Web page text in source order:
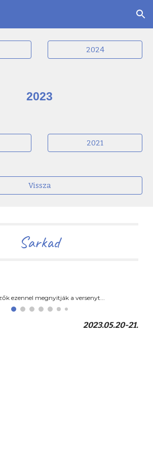
Skip to navigation
2024
2023
2021
Vissza
Sarkad
ezennel megnyitják a versenyt...
2023.05.20-21.